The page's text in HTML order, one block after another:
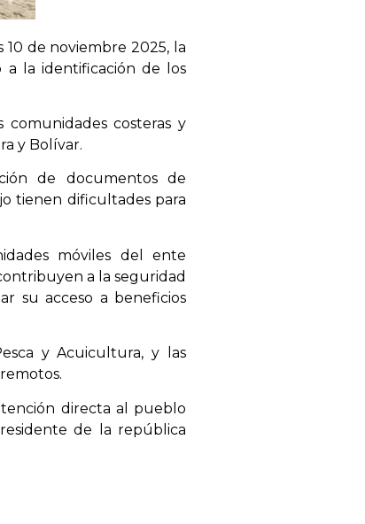
de noviembre 2025, la
a la identificación de los
costeras y
y Bolívar.
de documentos de
tienen dificultades para
móviles del ente
a la seguridad
su acceso a beneficios
y Acuicultura, y las
directa al pueblo
de la república